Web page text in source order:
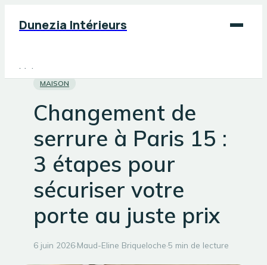
Dunezia Intérieurs
Maison
Jardinage
Bricolage
MAISON
Changement de
serrure à Paris 15 :
3 étapes pour
sécuriser votre
porte au juste prix
6 juin 2026·Maud-Eline Briqueloche·5 min de lecture